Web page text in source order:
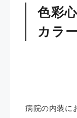
色彩
カラ
病院の内装に